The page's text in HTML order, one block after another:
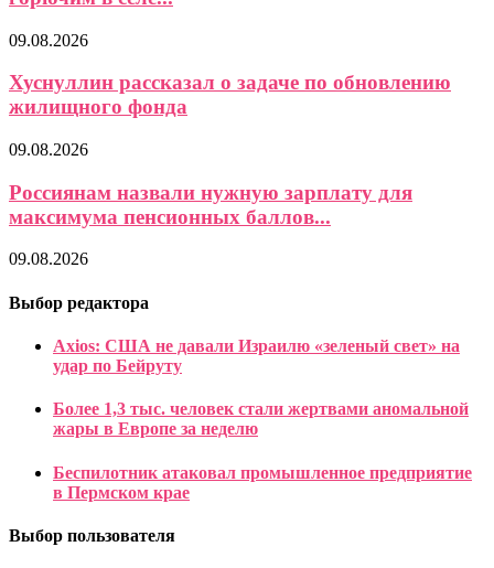
09.08.2026
Хуснуллин рассказал о задаче по обновлению
жилищного фонда
09.08.2026
Россиянам назвали нужную зарплату для
максимума пенсионных баллов...
09.08.2026
Выбор редактора
Axios: США не давали Израилю «зеленый свет» на
удар по Бейруту
Более 1,3 тыс. человек стали жертвами аномальной
жары в Европе за неделю
Беспилотник атаковал промышленное предприятие
в Пермском крае
Выбор пользователя